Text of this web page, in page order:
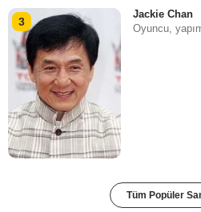
3
Jackie Chan
Oyuncu,
Tüm Popüler